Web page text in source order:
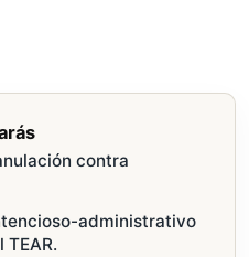
contra
administrativo